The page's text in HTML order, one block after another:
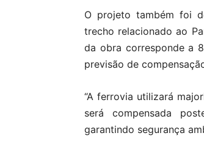
O projeto também foi
trecho relacionado ao
da obra corresponde a
previsão de
“A ferrovia utilizará
será compensada
garantindo segurança